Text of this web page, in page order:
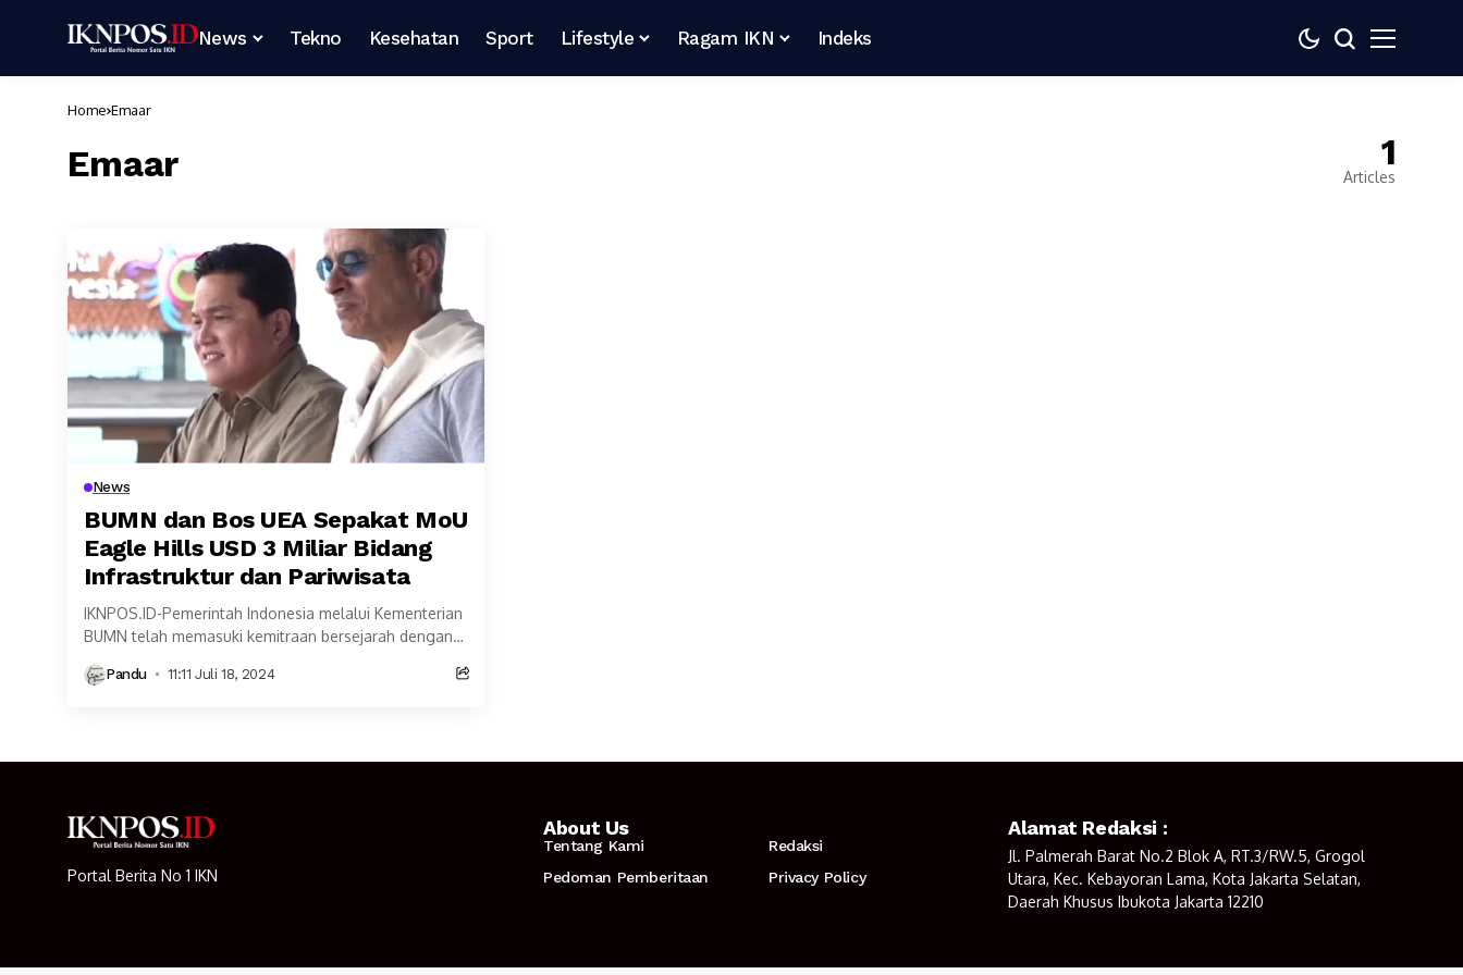
News Tekno Kesehatan Sport Lifestyle Ragam IKN Indeks
Home Emaar
Emaar 1
Articles
News
BUMN dan Bos UEA Sepakat MoU
Eagle Hills USD 3 Miliar Bidang
Infrastruktur dan Pariwisata
IKNPOS.ID-Pemerintah Indonesia melalui Kementerian
BUMN telah memasuki kemitraan bersejarah dengan
ekosistem pariwisata dan infrastruktur Indonesia. ...
Pandu 11:11 Juli 18, 2024
Portal Berita No 1 IKN
About Us
Tentang Kami
Redaksi
Pedoman Pemberitaan
Privacy Policy
Alamat Redaksi :
Jl. Palmerah Barat No.2 Blok A, RT.3/RW.5, Grogol
Utara, Kec. Kebayoran Lama, Kota Jakarta Selatan,
Daerah Khusus Ibukota Jakarta 12210